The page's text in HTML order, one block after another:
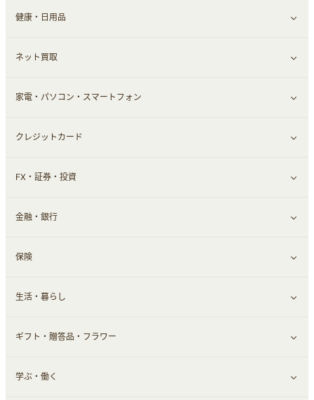
インナー・下着
スーツ・フォーマル
グルメ
お酒
食材宅配
ウォーターサーバー
すべて見る
ヘアケア
エステ・サロン
メンズ美容
健康・日用品
すべて見る
スポーツ・フィットネス
日用品・薬局・からだ
ネット買取
すべて見る
ネット買取
家電・パソコン・スマートフォン
すべて見る
家電・パソコン・ソフトウェア
通信・レンタルサーバー
スマホ・携帯電話・SIM
定額制有料コンテンツ
クレジットカード
すべて見る
クレジットカード
FX・証券・投資
すべて見る
証券
仮想通貨
その他投資
金融・銀行
銀行・ネット銀行
キャッシング・ローン
その他金融
保険
すべて見る
保険相談・面談
生活・暮らし
すべて見る
住まい・暮らし
ギフト・贈答品・フラワー
すべて見る
学ぶ・働く